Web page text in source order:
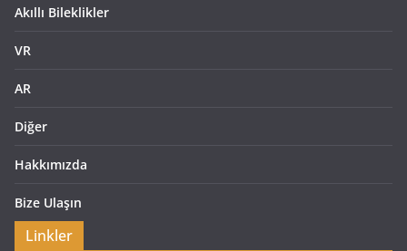
Akıllı Bileklikler
VR
AR
Diğer
Hakkımızda
Bize Ulaşın
Linkler